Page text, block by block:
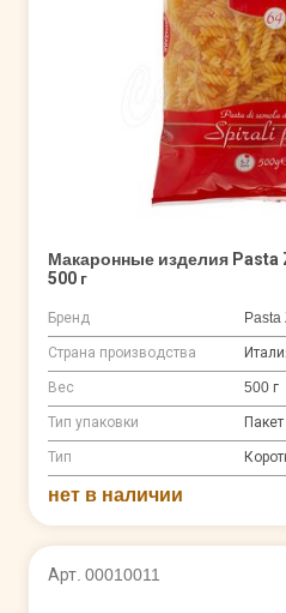
Макаронные изделия
500 г
Бренд Pasta
Страна производства
Вес 500 г
Тип упаковки Пакет
Тип
нет в наличии
Арт. 00010011